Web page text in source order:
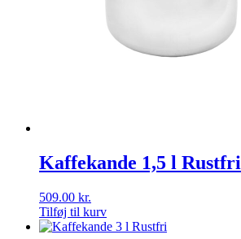
Kaffekande 1,5 l Rustfri
509.00 kr.
Tilføj til kurv